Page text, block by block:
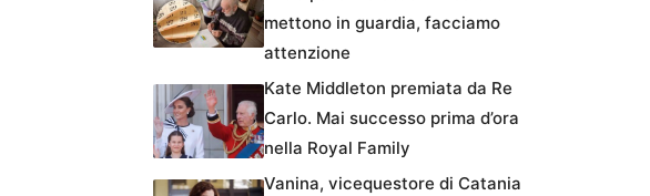
mettono in guardia, facciamo
attenzione
Kate Middleton premiata da Re
Carlo. Mai successo prima d’ora
nella Royal Family
Vanina, vicequestore di Catania